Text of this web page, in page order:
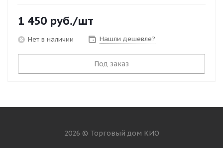
1 450 руб./шт
Нет в наличии Нашли дешевле?
Под заказ
2026 © Торговый дом КИО